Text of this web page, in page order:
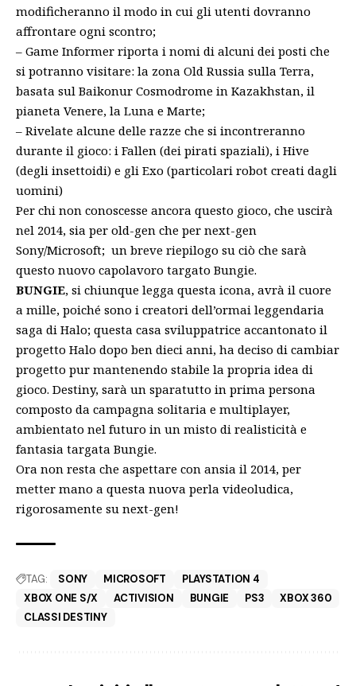
modificheranno il modo in cui gli utenti dovranno
affrontare ogni scontro;
– Game Informer riporta i nomi di alcuni dei posti che
si potranno visitare: la zona Old Russia sulla Terra,
basata sul Baikonur Cosmodrome in Kazakhstan, il
pianeta Venere, la Luna e Marte;
– Rivelate alcune delle razze che si incontreranno
durante il gioco: i Fallen (dei pirati spaziali), i Hive
(degli insettoidi) e gli Exo (particolari robot creati dagli
uomini)
Per chi non conoscesse ancora questo gioco, che uscirà
nel 2014, sia per old-gen che per next-gen
Sony/Microsoft; un breve riepilogo su ciò che sarà
questo nuovo capolavoro targato Bungie.
BUNGIE, si chiunque legga questa icona, avrà il cuore
a mille, poiché sono i creatori dell’ormai leggendaria
saga di Halo; questa casa sviluppatrice accantonato il
progetto Halo dopo ben dieci anni, ha deciso di cambiar
progetto pur mantenendo stabile la propria idea di
gioco. Destiny, sarà un sparatutto in prima persona
composto da campagna solitaria e multiplayer,
ambientato nel futuro in un misto di realisticità e
fantasia targata Bungie.
Ora non resta che aspettare con ansia il 2014, per
metter mano a questa nuova perla videoludica,
rigorosamente su next-gen!
TAG: SONY MICROSOFT
PLAYSTATION 4
XBOX ONE S/X
ACTIVISION BUNGIE PS3
XBOX 360
CLASSI DESTINY